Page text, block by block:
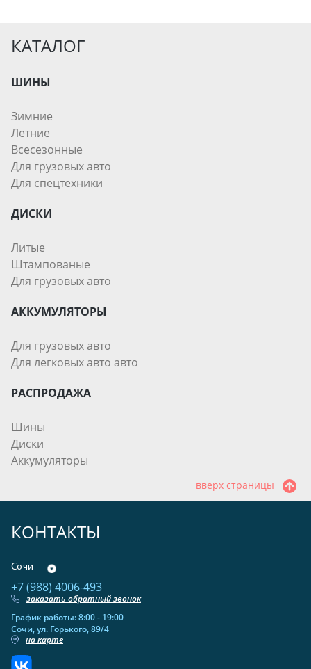
КАТАЛОГ
ШИНЫ
Зимние
Летние
Всесезонные
Для грузовых авто
Для спецтехники
ДИСКИ
Литые
Штампованые
Для грузовых авто
АККУМУЛЯТОРЫ
Для грузовых авто
Для легковых авто авто
РАСПРОДАЖА
Шины
Диски
Аккумуляторы
вверх страницы
КОНТАКТЫ
Сочи
+7 (988) 4006-493
заказать обратный звонок
График работы: 8:00 - 19:00
Сочи, ул. Горького, 89/4
на карте